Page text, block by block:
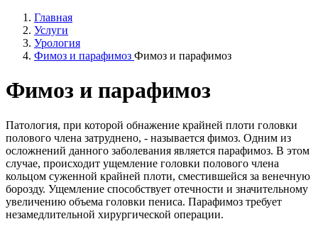
Главная
Услуги
Урология
Фимоз и парафимоз Фимоз и парафимоз
Фимоз и парафимоз
Патология, при которой обнажение крайней плоти головки
полового члена затруднено, - называется фимоз. Одним из
осложнений данного заболевания является парафимоз. В этом
случае, происходит ущемление головки полового члена
кольцом суженной крайней плоти, сместившейся за венечную
борозду. Ущемление способствует отечности и значительному
увеличению объема головки пениса. Парафимоз требует
незамедлительной хирургической операции.